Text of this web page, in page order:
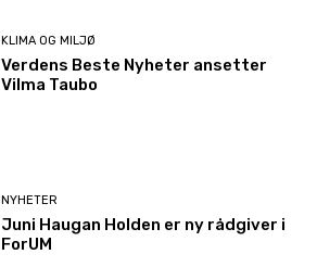
KLIMA OG MILJØ
Verdens Beste Nyheter ansetter
Vilma Taubo
NYHETER
Juni Haugan Holden er ny rådgiver i
ForUM